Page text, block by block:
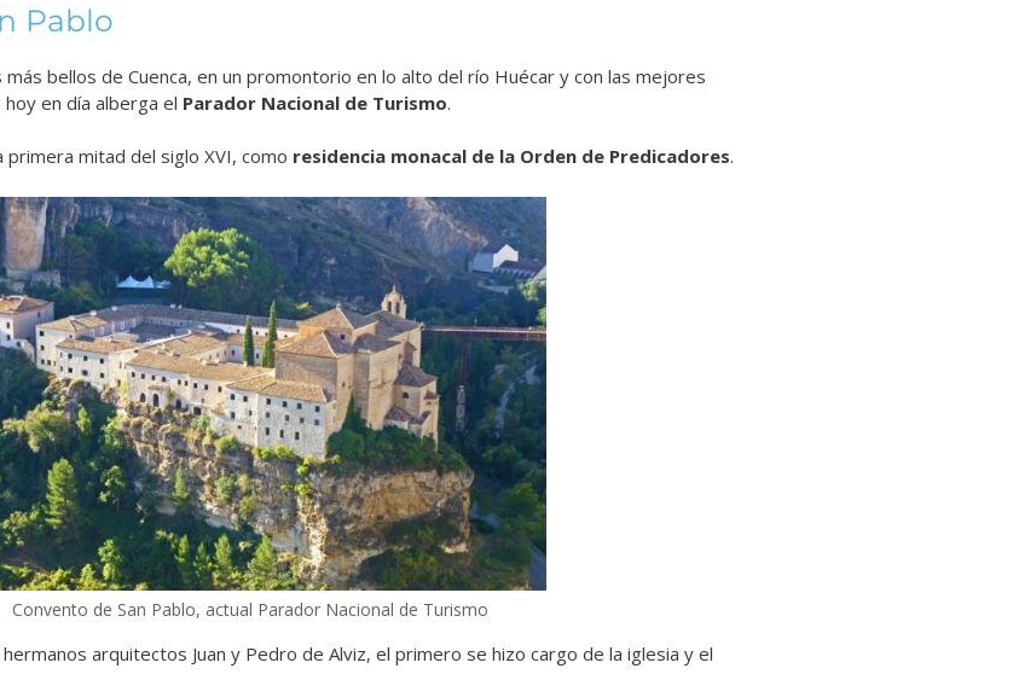
Pablo
bellos de Cuenca, en un promontorio en lo alto del río Huécar y con las mejores
hoy en día alberga el Parador Nacional de Turismo.
mitad del siglo XVI, como residencia monacal de la Orden de Predicadores.
Convento de San Pablo, actual Parador Nacional de Turismo
arquitectos Juan y Pedro de Alviz, el primero se hizo cargo de la iglesia y el